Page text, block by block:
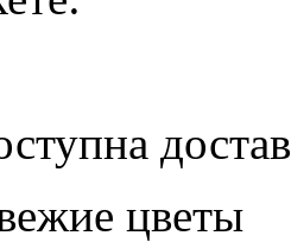
цветы